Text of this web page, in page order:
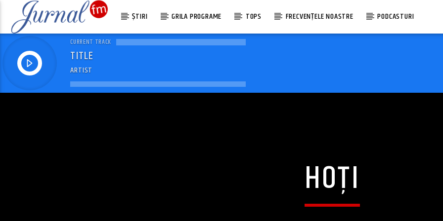
ȘTIRI GRILA PROGRAME TOPS FRECVENȚELE NOASTRE PODCASTURI
CURRENT TRACK
TITLE
ARTIST
HOȚI